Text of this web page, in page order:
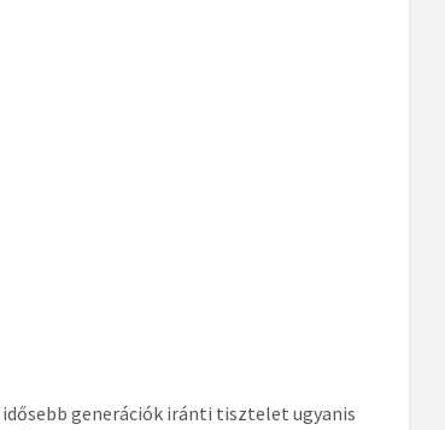
generációk iránti tisztelet ugyanis